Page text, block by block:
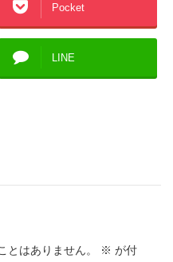
Pocket
LINE
とはありません。 ※ が付